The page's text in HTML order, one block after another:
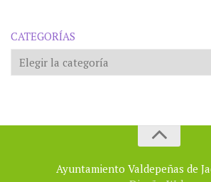
CATEGORÍAS
Categorías
Ayuntamiento Valdepeñas de